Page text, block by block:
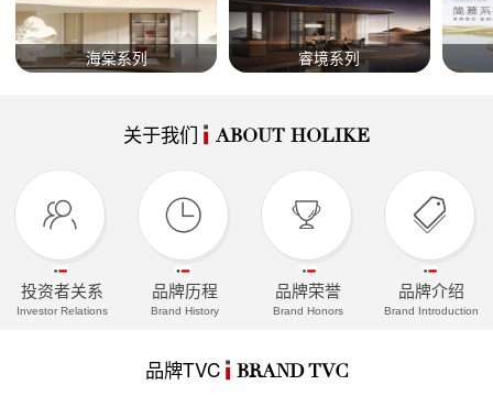
海棠系列 睿境系列
关于我们 ABOUT HOLIKE
投资者关系
Investor Relations
品牌历程
Brand History
品牌荣誉
Brand Honors
品牌介绍
Brand Introduction
品牌TVC BRAND TVC